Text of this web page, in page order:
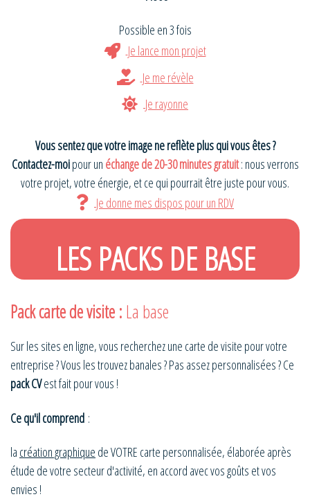
Possible en 3 fois
Je lance mon projet
Je me révèle
Je rayonne
Vous sentez que votre image ne reflète plus qui vous êtes ?
Contactez-moipour un échange de 20-30 minutes gratuit: nous verrons
votre projet, votre énergie, et ce qui pourrait être juste pour vous.
Je donne mes dispos pour un RDV
LES PACKS DE BASE
Pack carte de visite : La base
Sur les sites en ligne, vous recherchez une carte de visite pour votre
entreprise ? Vous les trouvez banales ? Pas assez personnalisées ? Ce
pack CVest fait pour vous !
Ce qu'il comprend :
la création graphique de VOTRE carte personnalisée, élaborée après
étude de votre secteur d'activité, en accord avec vos goûts et vos
envies !